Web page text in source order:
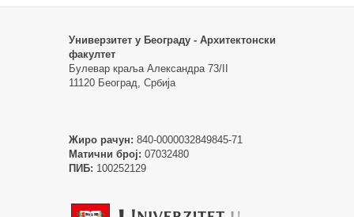
Универзитет у Београду - Архитектонски
факултет
Булевар краља Александра 73/II
11120 Београд, Србија
Жиро рачун: 840-0000032849845-71
Матични број: 07032480
ПИБ: 100252129